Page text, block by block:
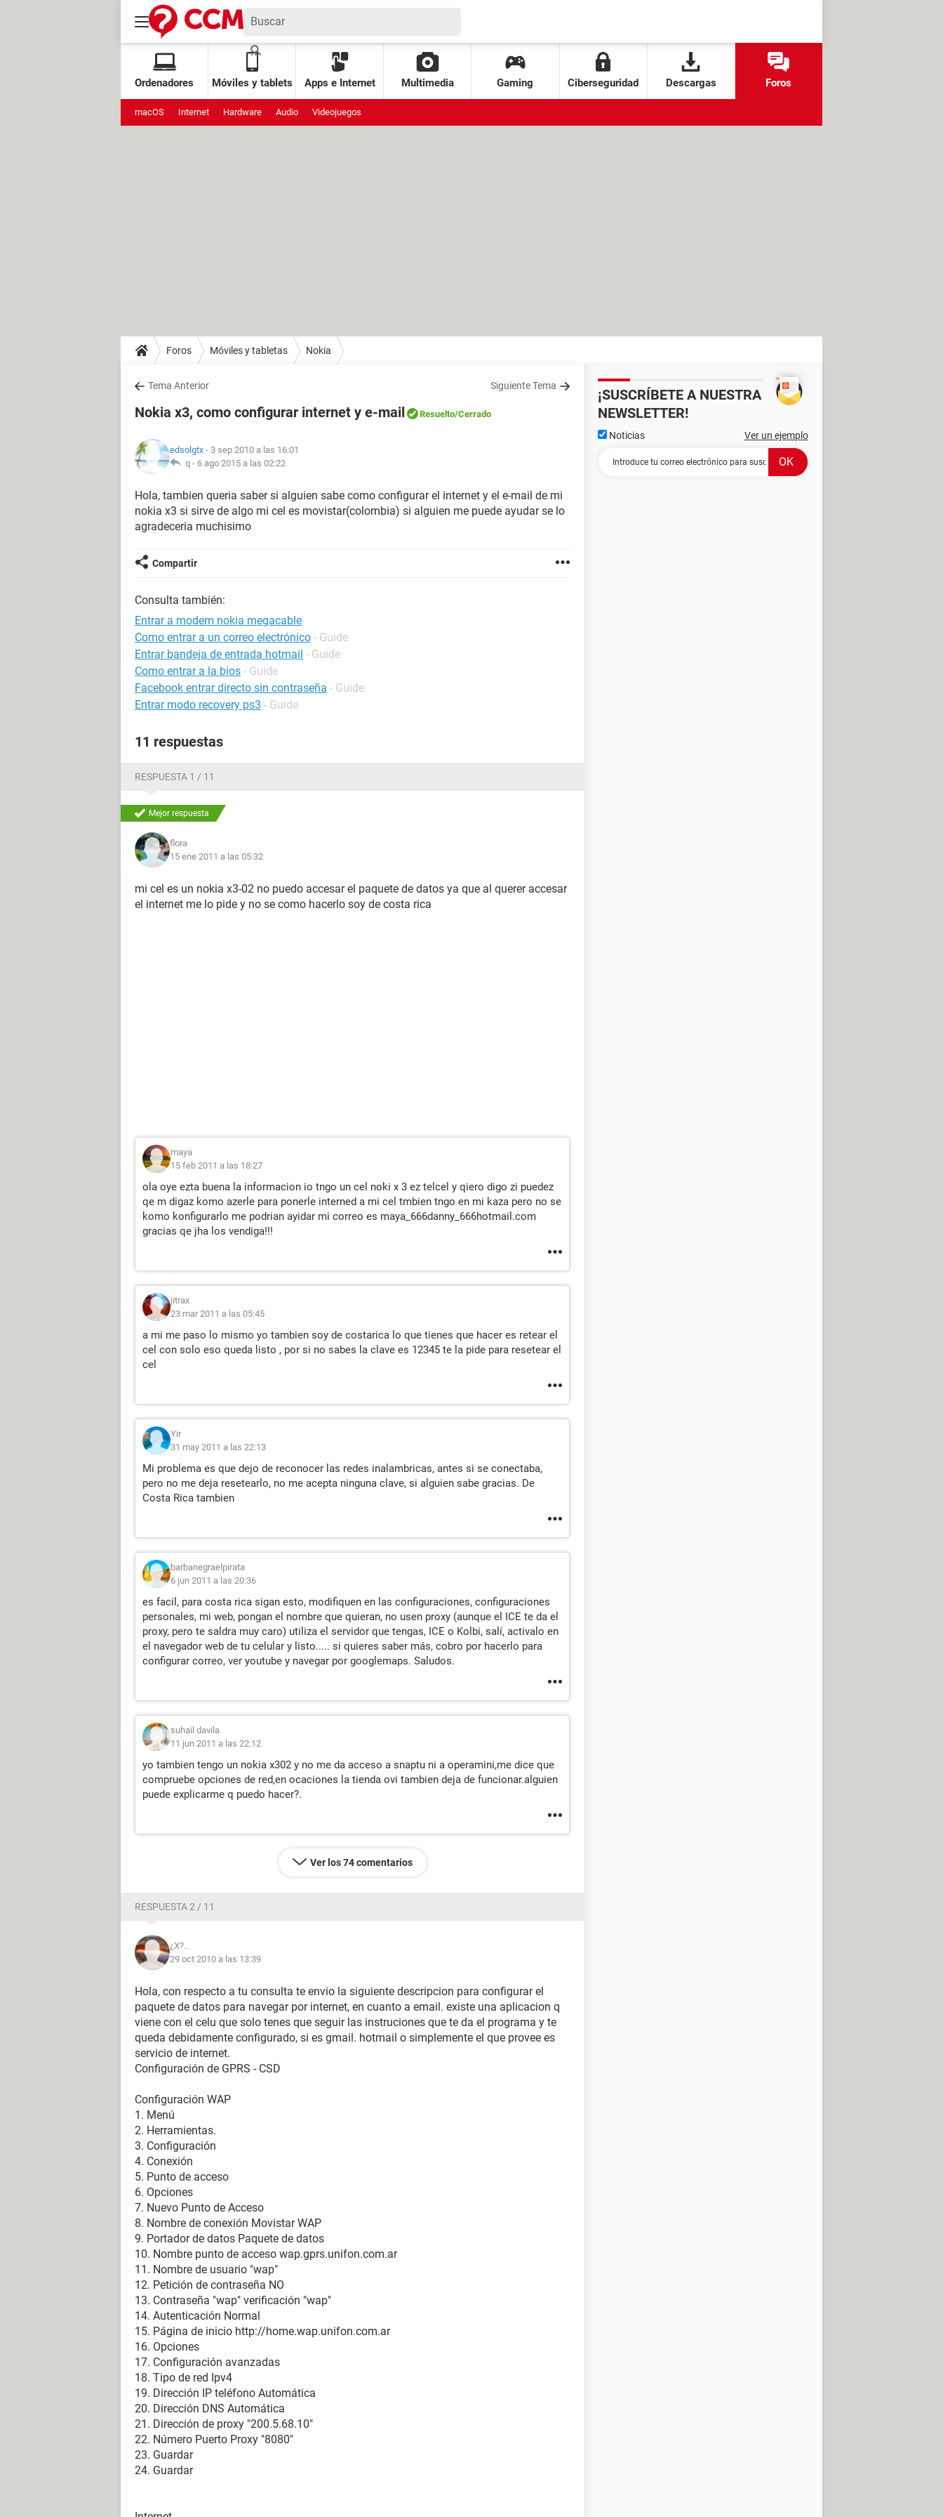
Ordenadores Móviles y tablets Apps e Internet Multimedia Gaming Ciberseguridad Descargas Foros
macOS Internet Hardware Audio Videojuegos
Foros Móviles y tabletas Nokia
Tema Anterior Siguiente Tema
Nokia x3, como configurar internet y e-mail Resuelto/Cerrado
edsolgtx - 3 sep 2010 a las 16:01
q - 6 ago 2015 a las 02:22
Hola, tambien queria saber si alguien sabe como configurar el internet y el e-mail de mi
nokia x3 si sirve de algo mi cel es movistar(colombia) si alguien me puede ayudar se lo
agradeceria muchisimo
Compartir
Consulta también:
Entrar a modem nokia megacable
Como entrar a un correo electrónico - Guide
Entrar bandeja de entrada hotmail - Guide
Como entrar a la bios - Guide
Facebook entrar directo sin contraseña - Guide
Entrar modo recovery ps3 - Guide
11 respuestas
RESPUESTA 1 / 11
Mejor respuesta
flora
15 ene 2011 a las 05:32
mi cel es un nokia x3-02 no puedo accesar el paquete de datos ya que al querer accesar
el internet me lo pide y no se como hacerlo soy de costa rica
maya
15 feb 2011 a las 18:27
ola oye ezta buena la informacion io tngo un cel noki x 3 ez telcel y qiero digo zi puedez
qe m digaz komo azerle para ponerle interned a mi cel tmbien tngo en mi kaza pero no se
komo konfigurarlo me podrian ayidar mi correo es maya_666danny_666hotmail.com
gracias qe jha los vendiga!!!
jitrax
23 mar 2011 a las 05:45
a mi me paso lo mismo yo tambien soy de costarica lo que tienes que hacer es retear el
cel con solo eso queda listo , por si no sabes la clave es 12345 te la pide para resetear el
cel
Yir
31 may 2011 a las 22:13
Mi problema es que dejo de reconocer las redes inalambricas, antes si se conectaba,
pero no me deja resetearlo, no me acepta ninguna clave, si alguien sabe gracias. De
Costa Rica tambien
barbanegraelpirata
6 jun 2011 a las 20:36
es facil, para costa rica sigan esto, modifiquen en las configuraciones, configuraciones
personales, mi web, pongan el nombre que quieran, no usen proxy (aunque el ICE te da el
proxy, pero te saldra muy caro) utiliza el servidor que tengas, ICE o Kolbi, salí, activalo en
el navegador web de tu celular y listo..... si quieres saber más, cobro por hacerlo para
configurar correo, ver youtube y navegar por googlemaps. Saludos.
suhail davila
11 jun 2011 a las 22:12
yo tambien tengo un nokia x302 y no me da acceso a snaptu ni a operamini,me dice que
compruebe opciones de red,en ocaciones la tienda ovi tambien deja de funcionar.alguien
puede explicarme q puedo hacer?.
Ver los 74 comentarios
RESPUESTA 2 / 11
¿X?..
29 oct 2010 a las 13:39
Hola, con respecto a tu consulta te envio la siguiente descripcion para configurar el
paquete de datos para navegar por internet, en cuanto a email. existe una aplicacion q
viene con el celu que solo tenes que seguir las instruciones que te da el programa y te
queda debidamente configurado, si es gmail. hotmail o simplemente el que provee es
servicio de internet.
Configuración de GPRS - CSD
Configuración WAP
1. Menú
2. Herramientas.
3. Configuración
4. Conexión
5. Punto de acceso
6. Opciones
7. Nuevo Punto de Acceso
8. Nombre de conexión Movistar WAP
9. Portador de datos Paquete de datos
10. Nombre punto de acceso wap.gprs.unifon.com.ar
11. Nombre de usuario "wap"
12. Petición de contraseña NO
13. Contraseña "wap" verificación "wap"
14. Autenticación Normal
15. Página de inicio http://home.wap.unifon.com.ar
16. Opciones
17. Configuración avanzadas
18. Tipo de red Ipv4
19. Dirección IP teléfono Automática
20. Dirección DNS Automática
21. Dirección de proxy "200.5.68.10"
22. Número Puerto Proxy "8080"
23. Guardar
24. Guardar
¡SUSCRÍBETE A NUESTRA
NEWSLETTER!
Noticias Ver un ejemplo